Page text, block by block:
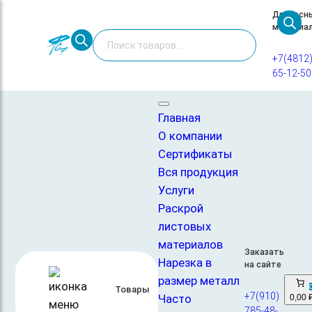
содержимому
Поиск
товаров
+7(4812)
65-12-50
Товары
Главная
О компании
Сертификаты
Вся продукция
Услуги
Раскрой
листовых
материалов
Нарезка в
размер металл
Часто
Заказать
на сайте
+7(910)
0,00
Фанера ФСФ 12мм сорт 2/2
1250х2500 ШЛ